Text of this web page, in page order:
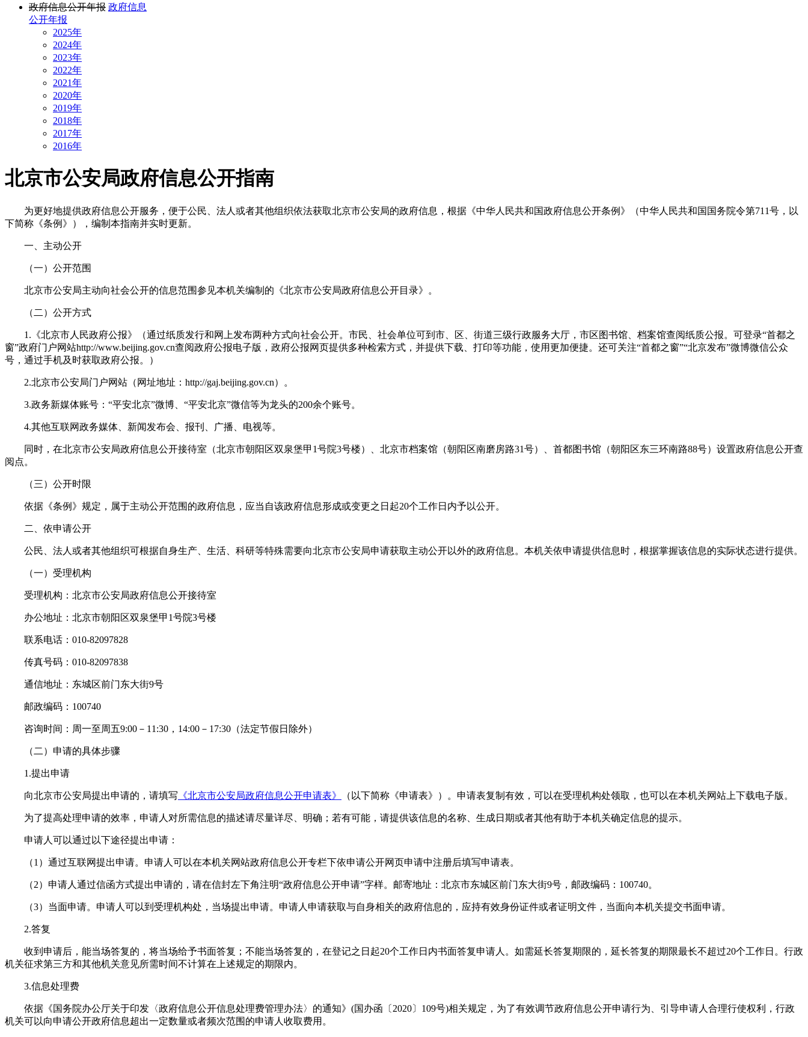
政府信息公开年报 政府信息
公开年报
2025年
2024年
2023年
2022年
2021年
2020年
2019年
2018年
2017年
2016年
北京市公安局政府信息公开指南
为更好地提供政府信息公开服务，便于公民、法人或者其他组织依法获取北京市公安局的政府信息，根据《中华人民共和国政府信息公开条例》（中华人民共和国国务院令第711号，以
下简称《条例》），编制本指南并实时更新。
一、主动公开
（一）公开范围
北京市公安局主动向社会公开的信息范围参见本机关编制的《北京市公安局政府信息公开目录》。
（二）公开方式
1.《北京市人民政府公报》（通过纸质发行和网上发布两种方式向社会公开。市民、社会单位可到市、区、街道三级行政服务大厅，市区图书馆、档案馆查阅纸质公报。可登录“首都之
窗”政府门户网站http://www.beijing.gov.cn查阅政府公报电子版，政府公报网页提供多种检索方式，并提供下载、打印等功能，使用更加便捷。还可关注“首都之窗”“北京发布”微博微信公众
号，通过手机及时获取政府公报。）
2.北京市公安局门户网站（网址地址：http://gaj.beijing.gov.cn）。
3.政务新媒体账号：“平安北京”微博、“平安北京”微信等为龙头的200余个账号。
4.其他互联网政务媒体、新闻发布会、报刊、广播、电视等。
同时，在北京市公安局政府信息公开接待室（北京市朝阳区双泉堡甲1号院3号楼）、北京市档案馆（朝阳区南磨房路31号）、首都图书馆（朝阳区东三环南路88号）设置政府信息公开查
阅点。
（三）公开时限
依据《条例》规定，属于主动公开范围的政府信息，应当自该政府信息形成或变更之日起20个工作日内予以公开。
二、依申请公开
公民、法人或者其他组织可根据自身生产、生活、科研等特殊需要向北京市公安局申请获取主动公开以外的政府信息。本机关依申请提供信息时，根据掌握该信息的实际状态进行提供。
（一）受理机构
受理机构：北京市公安局政府信息公开接待室
办公地址：北京市朝阳区双泉堡甲1号院3号楼
联系电话：010-82097828
传真号码：010-82097838
通信地址：东城区前门东大街9号
邮政编码：100740
咨询时间：周一至周五9:00－11:30，14:00－17:30（法定节假日除外）
（二）申请的具体步骤
1.提出申请
向北京市公安局提出申请的，请填写 《北京市公安局政府信息公开申请表》 （以下简称《申请表》）。申请表复制有效，可以在受理机构处领取，也可以在本机关网站上下载电子版。
为了提高处理申请的效率，申请人对所需信息的描述请尽量详尽、明确；若有可能，请提供该信息的名称、生成日期或者其他有助于本机关确定信息的提示。
申请人可以通过以下途径提出申请：
（1）通过互联网提出申请。申请人可以在本机关网站政府信息公开专栏下依申请公开网页申请中注册后填写申请表。
（2）申请人通过信函方式提出申请的，请在信封左下角注明“政府信息公开申请”字样。邮寄地址：北京市东城区前门东大街9号，邮政编码：100740。
（3）当面申请。申请人可以到受理机构处，当场提出申请。申请人申请获取与自身相关的政府信息的，应持有效身份证件或者证明文件，当面向本机关提交书面申请。
2.答复
收到申请后，能当场答复的，将当场给予书面答复；不能当场答复的，在登记之日起20个工作日内书面答复申请人。如需延长答复期限的，延长答复的期限最长不超过20个工作日。行政
机关征求第三方和其他机关意见所需时间不计算在上述规定的期限内。
3.信息处理费
依据《国务院办公厅关于印发〈政府信息公开信息处理费管理办法〉的通知》(国办函〔2020〕109号)相关规定，为了有效调节政府信息公开申请行为、引导申请人合理行使权利，行政
机关可以向申请公开政府信息超出一定数量或者频次范围的申请人收取费用。